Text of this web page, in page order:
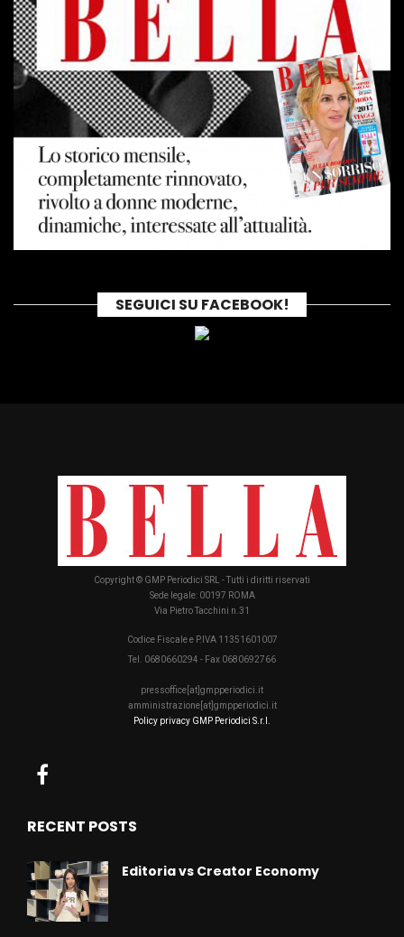
SEGUICI SU FACEBOOK!
Copyright © GMP Periodici SRL - Tutti i diritti riservati
Sede legale: 00197 ROMA
Via Pietro Tacchini n.31
Codice Fiscale e P.IVA 11351601007
Tel. 0680660294 - Fax 0680692766
pressoffice[at]gmpperiodici.it
amministrazione[at]gmpperiodici.it
Policy privacy GMP Periodici S.r.l.
RECENT POSTS
Editoria vs Creator Economy